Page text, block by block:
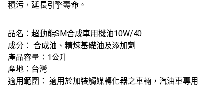
積污，延長引擎壽命。
品名：超動能SM合成車用機油10W/40
成分： 合成油、精煉基礎油及添加劑
產品容量：1公升
產地：台灣
適用範圍： 適用於加裝觸媒轉化器之車輛，汽油車專用